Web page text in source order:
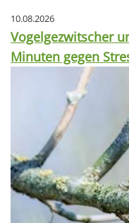
10.08.2026
Vogelgezwitscher
Minuten gegen